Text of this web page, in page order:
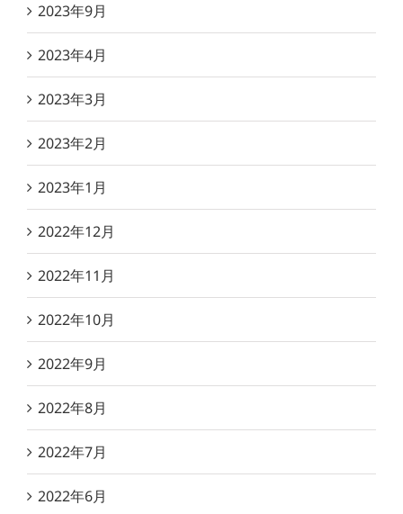
2023年9月
2023年4月
2023年3月
2023年2月
2023年1月
2022年12月
2022年11月
2022年10月
2022年9月
2022年8月
2022年7月
2022年6月